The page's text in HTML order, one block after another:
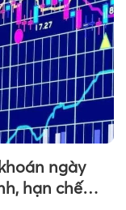
ngày
hạn chế